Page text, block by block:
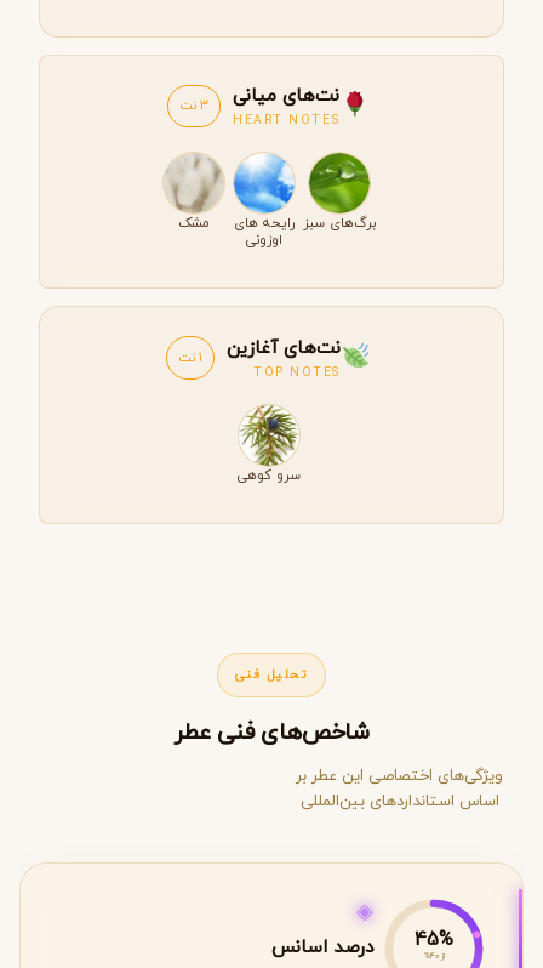
نت‌های میانی
HEART NOTES
3 نت
برگ‌های سبز رایحه های
اوزونی
مشک
نت‌های آغازین
TOP NOTES
1 نت
سرو کوهی
تحلیل فنی
شاخص‌های فنی عطر
ویژگی‌های اختصاصی این عطر بر
اساس استانداردهای بین‌المللی
45%
از 40%
◈
درصد اسانس